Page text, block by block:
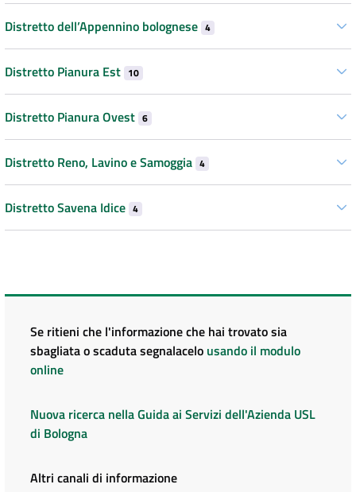
Distretto dell’Appennino bolognese 4
Distretto Pianura Est 10
Distretto Pianura Ovest 6
Distretto Reno, Lavino e Samoggia 4
Distretto Savena Idice 4
Se ritieni che l'informazione che hai trovato sia
sbagliata o scaduta segnalacelo usando il modulo
online
Nuova ricerca nella Guida ai Servizi dell'Azienda USL
di Bologna
Altri canali di informazione